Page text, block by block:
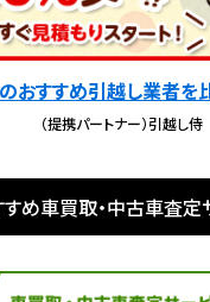
おすすめ引越し業者を
（提携パートナー）引越し侍
すめ車買取・中古車査定